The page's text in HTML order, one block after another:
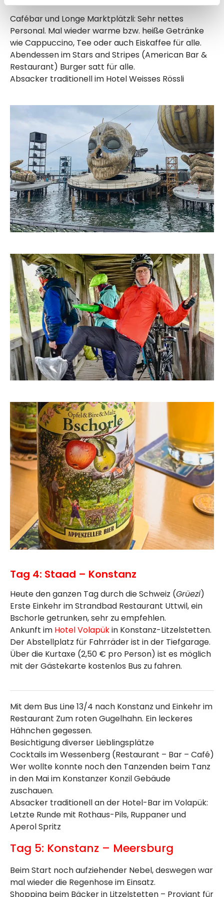
Cafébar und Longe Marktplätzli: Sehr nettes
Personal. Mal wieder warme bzw. heiße Getränke
wie Cappuccino, Tee oder auch Eiskaffee für alle.
Abendessen im Stars and Stripes (American Bar &
Restaurant) Burger satt für alle.
Absacker traditionell im Hotel Weisses Rössli
Tag 4: Staad – Konstanz
Heute den ganzen Tag durch die Schweiz (Grüezi)
Erste Einkehr im Strandbad Restaurant Uttwil, ein
Bschorle getrunken, sehr zu empfehlen.
Ankunft im Hotel Volapükin Konstanz-Litzelstetten.
Der Abstellplatz für Fahrräder ist in der Tiefgarage.
Über die Kurtaxe (2,50 € pro Person) ist es möglich
mit der Gästekarte kostenlos Bus zu fahren.
Mit dem Bus Line 13/4 nach Konstanz und Einkehr im
Restaurant Zum roten Gugelhahn. Ein leckeres
Hähnchen gegessen.
Besichtigung diverser Lieblingsplätze
Cocktails im Wessenberg (Restaurant – Bar – Café)
Wer wollte konnte noch den Tanzenden beim Tanz
in den Mai im Konstanzer Konzil Gebäude
zuschauen.
Absacker traditionell an der Hotel-Bar im Volapük:
Letzte Runde mit Rothaus-Pils, Ruppaner und
Aperol Spritz
Tag 5: Konstanz – Meersburg
Beim Start noch aufziehender Nebel, deswegen war
mal wieder die Regenhose im Einsatz.
Shopping beim Bäcker in Litzelstetten – Proviant für